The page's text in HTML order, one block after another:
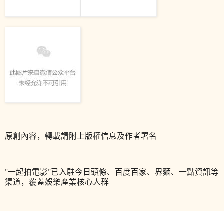
原創內容，轉載請附上版權信息及作者署名
"一起拍電影"已入駐今日頭條、百度百家、界麵、一點資訊等
渠道，覆蓋娛樂產業核心人群